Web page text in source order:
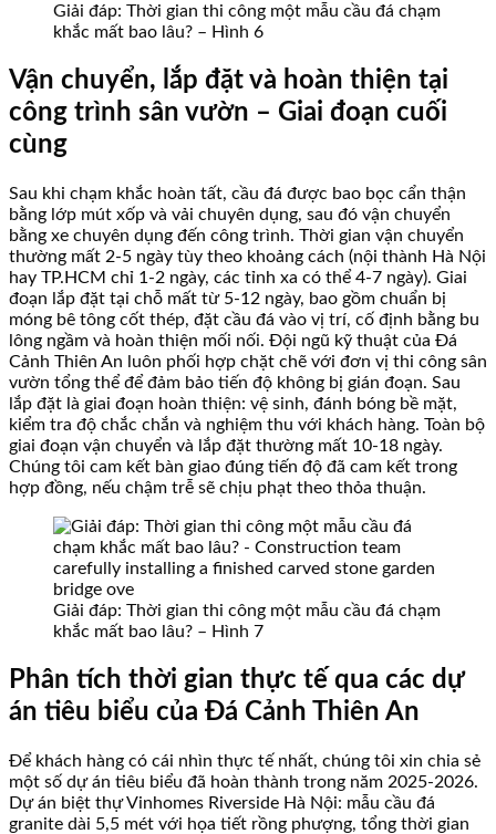
Giải đáp: Thời gian thi công một mẫu cầu đá chạm
khắc mất bao lâu? – Hình 6
Vận chuyển, lắp đặt và hoàn thiện tại
công trình sân vườn – Giai đoạn cuối
cùng
Sau khi chạm khắc hoàn tất, cầu đá được bao bọc cẩn thận
bằng lớp mút xốp và vải chuyên dụng, sau đó vận chuyển
bằng xe chuyên dụng đến công trình. Thời gian vận chuyển
thường mất 2-5 ngày tùy theo khoảng cách (nội thành Hà Nội
hay TP.HCM chỉ 1-2 ngày, các tỉnh xa có thể 4-7 ngày). Giai
đoạn lắp đặt tại chỗ mất từ 5-12 ngày, bao gồm chuẩn bị
móng bê tông cốt thép, đặt cầu đá vào vị trí, cố định bằng bu
lông ngầm và hoàn thiện mối nối. Đội ngũ kỹ thuật của Đá
Cảnh Thiên An luôn phối hợp chặt chẽ với đơn vị thi công sân
vườn tổng thể để đảm bảo tiến độ không bị gián đoạn. Sau
lắp đặt là giai đoạn hoàn thiện: vệ sinh, đánh bóng bề mặt,
kiểm tra độ chắc chắn và nghiệm thu với khách hàng. Toàn bộ
giai đoạn vận chuyển và lắp đặt thường mất 10-18 ngày.
Chúng tôi cam kết bàn giao đúng tiến độ đã cam kết trong
hợp đồng, nếu chậm trễ sẽ chịu phạt theo thỏa thuận.
Giải đáp: Thời gian thi công một mẫu cầu đá chạm
khắc mất bao lâu? – Hình 7
Phân tích thời gian thực tế qua các dự
án tiêu biểu của Đá Cảnh Thiên An
Để khách hàng có cái nhìn thực tế nhất, chúng tôi xin chia sẻ
một số dự án tiêu biểu đã hoàn thành trong năm 2025-2026.
Dự án biệt thự Vinhomes Riverside Hà Nội: mẫu cầu đá
granite dài 5,5 mét với họa tiết rồng phượng, tổng thời gian